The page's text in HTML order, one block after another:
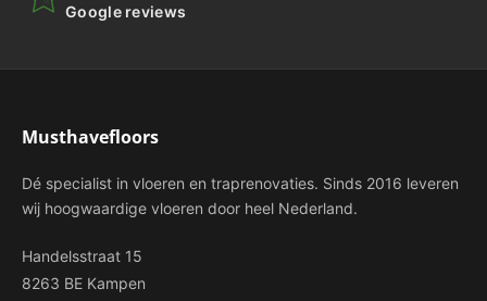
Google reviews
Musthavefloors
Dé specialist in vloeren en traprenovaties. Sinds 2016 leveren
wij hoogwaardige vloeren door heel Nederland.
Handelsstraat 15
8263 BE Kampen